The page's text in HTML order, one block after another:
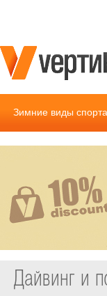
Зимние виды спорта
Дайвинг и